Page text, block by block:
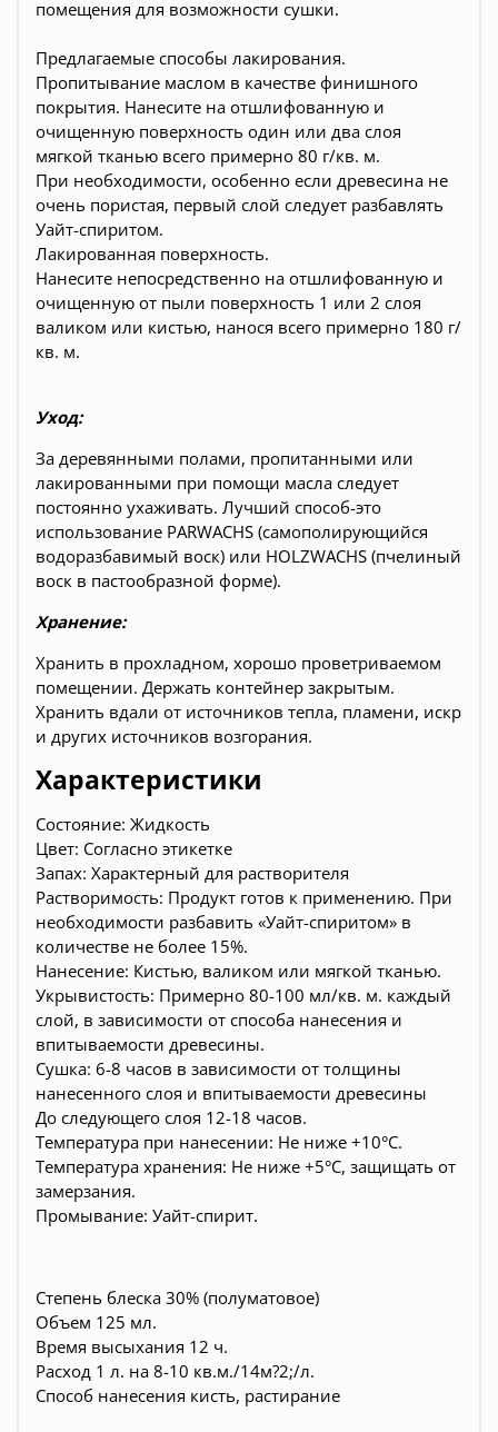
помещения для возможности сушки.
Предлагаемые способы лакирования.
Пропитывание маслом в качестве финишного
покрытия. Нанесите на отшлифованную и
очищенную поверхность один или два слоя
мягкой тканью всего примерно 80 г/кв. м.
При необходимости, особенно если древесина не
очень пористая, первый слой следует разбавлять
Уайт-спиритом.
Лакированная поверхность.
Нанесите непосредственно на отшлифованную и
очищенную от пыли поверхность 1 или 2 слоя
валиком или кистью, нанося всего примерно 180 г/
кв. м.
Уход:
За деревянными полами, пропитанными или
лакированными при помощи масла следует
постоянно ухаживать. Лучший способ-это
использование PARWACHS (самополирующийся
водоразбавимый воск) или HOLZWACHS (пчелиный
воск в пастообразной форме).
Хранение:
Хранить в прохладном, хорошо проветриваемом
помещении. Держать контейнер закрытым.
Хранить вдали от источников тепла, пламени, искр
и других источников возгорания.
Характеристики
Состояние: Жидкость
Цвет: Согласно этикетке
Запах: Характерный для растворителя
Растворимость: Продукт готов к применению. При
необходимости разбавить «Уайт-спиритом» в
количестве не более 15%.
Нанесение: Кистью, валиком или мягкой тканью.
Укрывистость: Примерно 80-100 мл/кв. м. каждый
слой, в зависимости от способа нанесения и
впитываемости древесины.
Сушка: 6-8 часов в зависимости от толщины
нанесенного слоя и впитываемости древесины
До следующего слоя 12-18 часов.
Температура при нанесении: Не ниже +10°С.
Температура хранения: Не ниже +5°С, защищать от
замерзания.
Промывание: Уайт-спирит.
Степень блеска 30% (полуматовое)
Объем 125 мл.
Время высыхания 12 ч.
Расход 1 л. на 8-10 кв.м./14м?2;/л.
Способ нанесения кисть, растирание